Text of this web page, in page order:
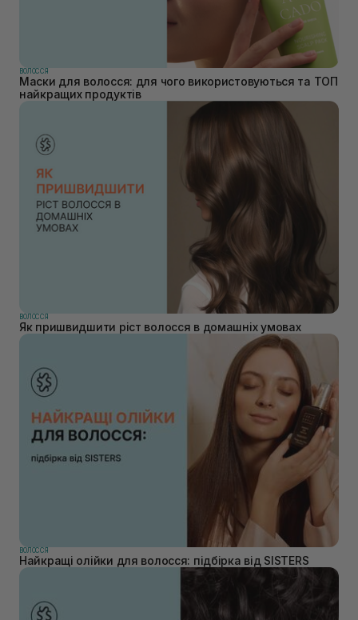
ВОЛОССЯ
Маски для волосся: для чого використовуються та ТОП
найкращих продуктів
ВОЛОССЯ
Як пришвидшити ріст волосся в домашніх умовах
ВОЛОССЯ
Найкращі олійки для волосся: підбірка від SISTERS